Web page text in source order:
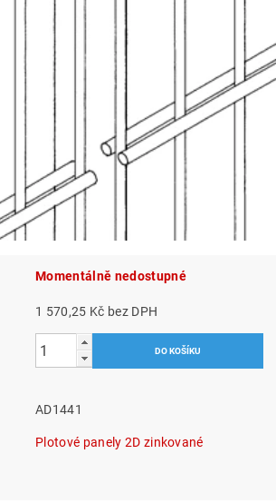
Momentálně nedostupné
1 570,25 Kč bez DPH
AD1441
Plotové panely 2D zinkované